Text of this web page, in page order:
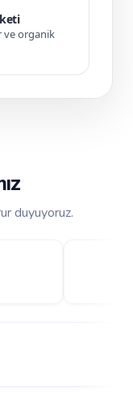
ve organik
duyuyoruz.